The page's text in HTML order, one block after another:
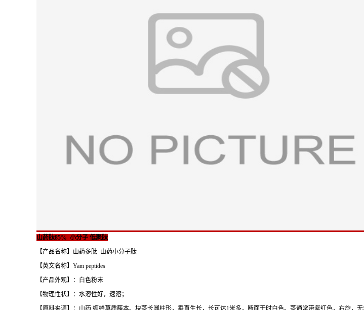
山药肽85% 小分子 低聚肽
【产品名称】山药多肽 山药小分子肽
【英文名称】Yam peptides
【产品外观】：白色粉末
【物理性状】：水溶性好，速溶；
【原料来源】：山药,缠绕草质藤本。块茎长圆柱形，垂直生长，长可达1米多，断面干时白色。茎通常带紫红色，右旋